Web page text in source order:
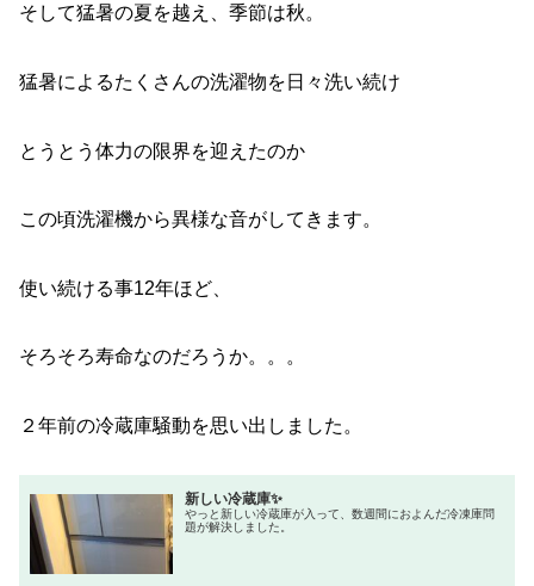
そして猛暑の夏を越え、季節は秋。
猛暑によるたくさんの洗濯物を日々洗い続け
とうとう体力の限界を迎えたのか
この頃洗濯機から異様な音がしてきます。
使い続ける事12年ほど、
そろそろ寿命なのだろうか。。。
２年前の冷蔵庫騒動を思い出しました。
新しい冷蔵庫✨
やっと新しい冷蔵庫が入って、数週間におよんだ冷凍庫問
題が解決しました。